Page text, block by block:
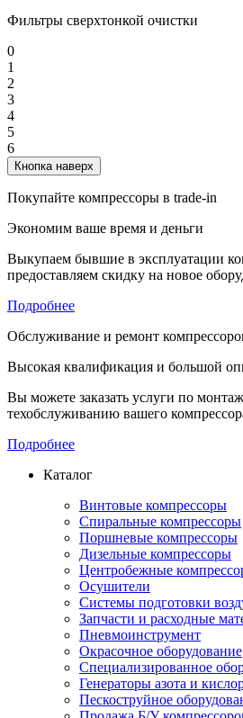
Фильтры сверхтонкой очистки
0
1
2
3
4
5
6
Кнопка наверх
Покупайте компрессоры в trade-in
Экономим ваше время и деньги
Выкупаем бывшие в эксплуатации
предоставляем скидку на новое
Подробнее
Обслуживание и ремонт
Высокая квалификация и большой
Вы можете заказать услуги по
техобслуживанию вашего
Подробнее
Каталог
Винтовые компрессоры
Спиральные компрессоры
Поршневые компрессоры
Дизельные компрессоры
Центробежные
Осушители
Системы подготовки
Запчасти и расходные
Пневмоинструмент
Окрасочное оборудование
Специализированное
Генераторы азота и
Пескоструйное